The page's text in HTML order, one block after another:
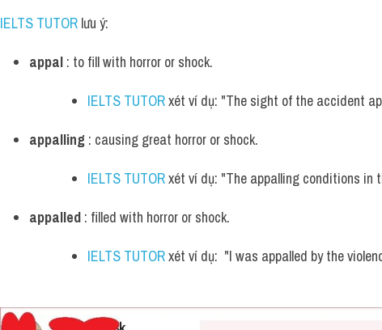
IELTS TUTOR lưu ý:
appal : to fill with horror or shock.
IELTS TUTOR xét ví dụ: "The sight of the accident
appalling : causing great horror or shock.
IELTS TUTOR xét ví dụ: "The appalling conditions
appalled : filled with horror or shock.
IELTS TUTOR xét ví dụ:  "I was appalled by the